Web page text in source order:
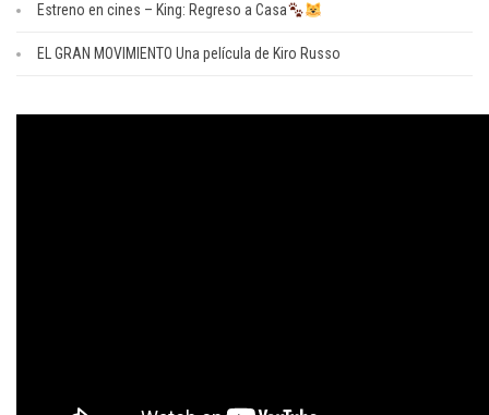
Estreno en cines – King: Regreso a Casa
EL GRAN MOVIMIENTO Una película de Kiro Russo